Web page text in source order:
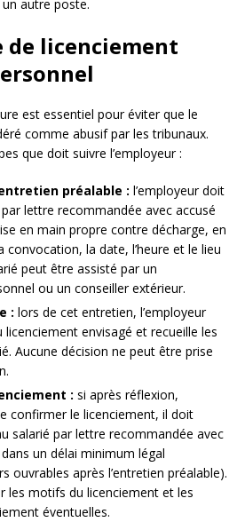
autre poste.
de licenciement
est essentiel pour éviter que le
comme abusif par les tribunaux.
que doit suivre l’employeur :
préalable : l’employeur doit
lettre recommandée avec accusé
en main propre contre décharge, en
convocation, la date, l’heure et le lieu
peut être assisté par un
ou un conseiller extérieur.
: lors de cet entretien, l’employeur
envisagé et recueille les
Aucune décision ne peut être prise
: si après réflexion,
confirmer le licenciement, il doit
salarié par lettre recommandée avec
un délai minimum légal
ouvrables après l’entretien préalable).
les motifs du licenciement et les
éventuelles.